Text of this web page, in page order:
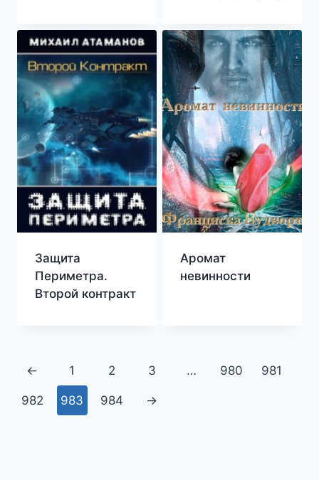
Защита
Периметра.
Второй контракт
Аромат
невинности
← 1 2 3 … 980 981
982 983 984 →